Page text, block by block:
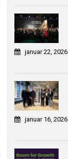
januar 22, 2026
januar 16, 2026